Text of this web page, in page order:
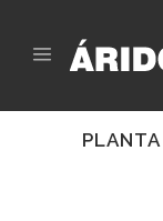
PLANTA